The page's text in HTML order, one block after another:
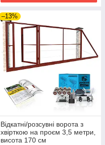
–13%
Відкатні/розсувні ворота з
хвірткою на проєм 3,5 метри,
висота 170 см